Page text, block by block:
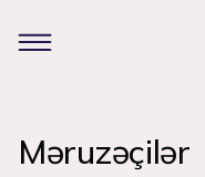
Məruzəçilər